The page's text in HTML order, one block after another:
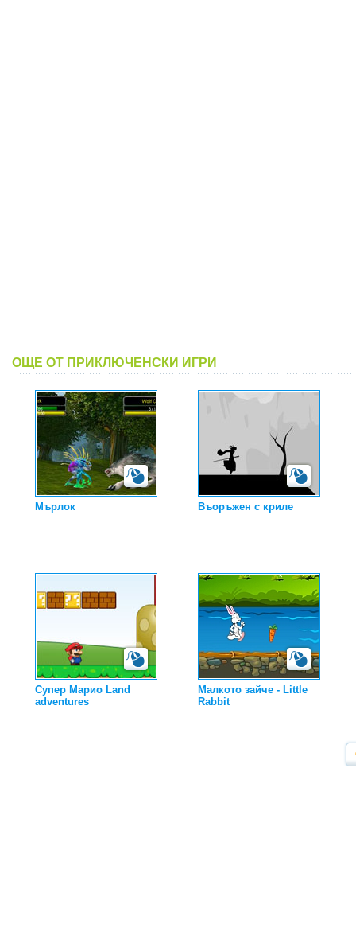
ОЩЕ ОТ ПРИКЛЮЧЕНСКИ ИГРИ
Мърлок Въоръжен с криле
Супер Марио Land
adventures
Малкото зайче - Little
Rabbit